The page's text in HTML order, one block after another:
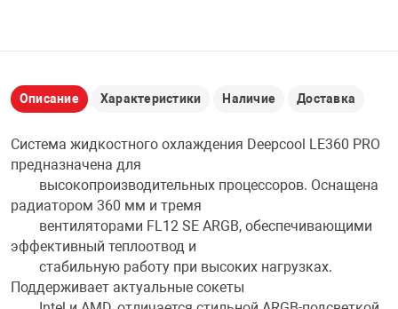
USB
USB ХАБЫ
ДОМА
ТЕХНИКА
Описание Характеристики Наличие Доставка
Система жидкостного охлаждения Deepcool LE360 PRO
предназначена для
высокопроизводительных процессоров. Оснащена
радиатором 360 мм и тремя
вентиляторами FL12 SE ARGB, обеспечивающими
эффективный теплоотвод и
стабильную работу при высоких нагрузках.
Поддерживает актуальные сокеты